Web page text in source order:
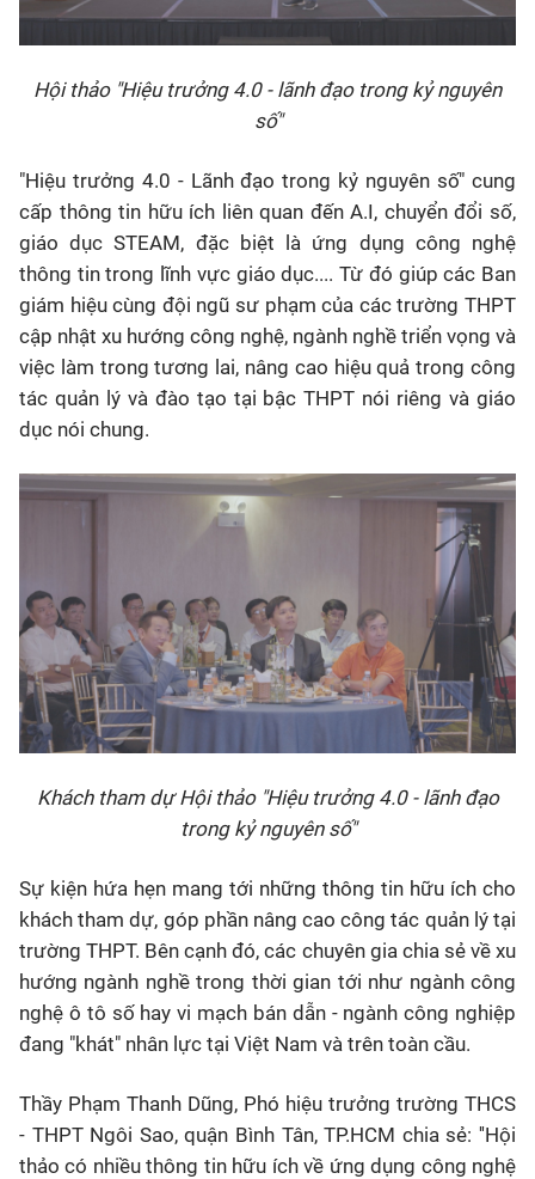
Hội thảo "Hiệu trưởng 4.0 - lãnh đạo trong kỷ nguyên
số"
"Hiệu trưởng 4.0 - Lãnh đạo trong kỷ nguyên số" cung
cấp thông tin hữu ích liên quan đến A.I, chuyển đổi số,
giáo dục STEAM, đặc biệt là ứng dụng công nghệ
thông tin trong lĩnh vực giáo dục.... Từ đó giúp các Ban
giám hiệu cùng đội ngũ sư phạm của các trường THPT
cập nhật xu hướng công nghệ, ngành nghề triển vọng và
việc làm trong tương lai, nâng cao hiệu quả trong công
tác quản lý và đào tạo tại bậc THPT nói riêng và giáo
dục nói chung.
Khách tham dự Hội thảo "Hiệu trưởng 4.0 - lãnh đạo
trong kỷ nguyên số"
Sự kiện hứa hẹn mang tới những thông tin hữu ích cho
khách tham dự, góp phần nâng cao công tác quản lý tại
trường THPT. Bên cạnh đó, các chuyên gia chia sẻ về xu
hướng ngành nghề trong thời gian tới như ngành công
nghệ ô tô số hay vi mạch bán dẫn - ngành công nghiệp
đang "khát" nhân lực tại Việt Nam và trên toàn cầu.
Thầy Phạm Thanh Dũng, Phó hiệu trưởng trường THCS
- THPT Ngôi Sao, quận Bình Tân, TP.HCM chia sẻ: ''Hội
thảo có nhiều thông tin hữu ích về ứng dụng công nghệ